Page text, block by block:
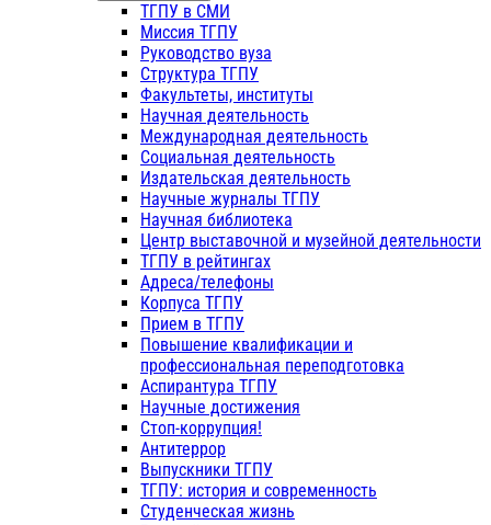
ТГПУ в СМИ
Миссия ТГПУ
Руководство вуза
Структура ТГПУ
Факультеты, институты
Научная деятельность
Международная деятельность
Социальная деятельность
Издательская деятельность
Научные журналы ТГПУ
Научная библиотека
Центр выставочной и музейной деятельности
ТГПУ в рейтингах
Адреса/телефоны
Корпуса ТГПУ
Прием в ТГПУ
Повышение квалификации и
профессиональная переподготовка
Аспирантура ТГПУ
Научные достижения
Стоп-коррупция!
Антитеррор
Выпускники ТГПУ
ТГПУ: история и современность
Студенческая жизнь